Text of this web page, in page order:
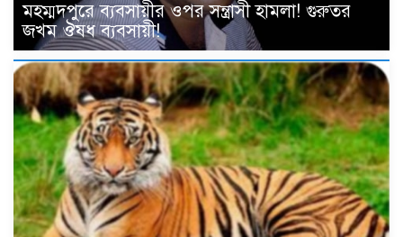
মহম্মদপুরে ব্যবসায়ীর ওপর সন্ত্রাসী হামলা! গুরুতর
জখম ঔষধ ব্যবসায়ী!